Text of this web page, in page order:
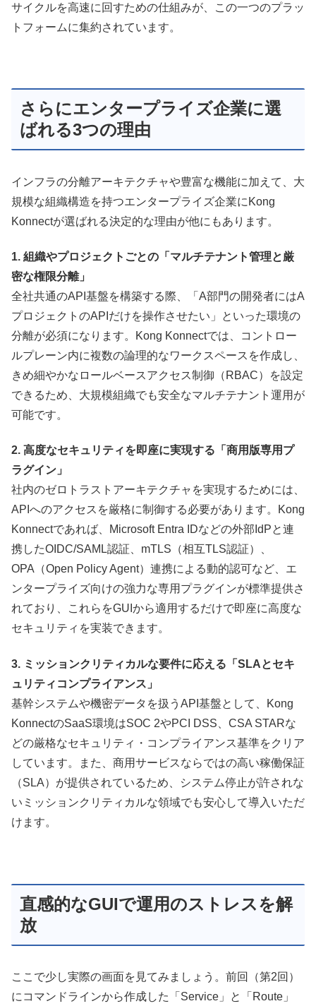
サイクルを高速に回すための仕組みが、この一つのプラッ
トフォームに集約されています。
さらにエンタープライズ企業に選
ばれる3つの理由
インフラの分離アーキテクチャや豊富な機能に加えて、大
規模な組織構造を持つエンタープライズ企業にKong
Konnectが選ばれる決定的な理由が他にもあります。
1. 組織やプロジェクトごとの「マルチテナント管理と厳
密な権限分離」
全社共通のAPI基盤を構築する際、「A部門の開発者にはA
プロジェクトのAPIだけを操作させたい」といった環境の
分離が必須になります。Kong Konnectでは、コントロー
ルプレーン内に複数の論理的なワークスペースを作成し、
きめ細やかなロールベースアクセス制御（RBAC）を設定
できるため、大規模組織でも安全なマルチテナント運用が
可能です。
2. 高度なセキュリティを即座に実現する「商用版専用プ
ラグイン」
社内のゼロトラストアーキテクチャを実現するためには、
APIへのアクセスを厳格に制御する必要があります。Kong
Konnectであれば、Microsoft Entra IDなどの外部IdPと連
携したOIDC/SAML認証、mTLS（相互TLS認証）、
OPA（Open Policy Agent）連携による動的認可など、エ
ンタープライズ向けの強力な専用プラグインが標準提供さ
れており、これらをGUIから適用するだけで即座に高度な
セキュリティを実装できます。
3. ミッションクリティカルな要件に応える「SLAとセキ
ュリティコンプライアンス」
基幹システムや機密データを扱うAPI基盤として、Kong
KonnectのSaaS環境はSOC 2やPCI DSS、CSA STARな
どの厳格なセキュリティ・コンプライアンス基準をクリア
しています。また、商用サービスならではの高い稼働保証
（SLA）が提供されているため、システム停止が許されな
いミッションクリティカルな領域でも安心して導入いただ
けます。
直感的なGUIで運用のストレスを解
放
ここで少し実際の画面を見てみましょう。前回（第2回）
にコマンドラインから作成した「Service」と「Route」